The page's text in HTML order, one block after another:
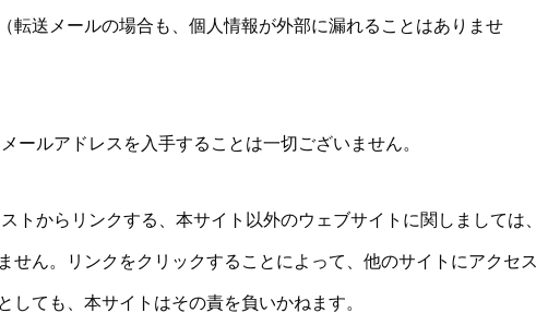
転送メールの場合も、個人情報が外部に漏れることはありませ
ールアドレスを入手することは一切ございません。
トからリンクする、本サイト以外のウェブサイトに関しましては、
せん。リンクをクリックすることによって、他のサイトにアクセス
ても、本サイトはその責を負いかねます。